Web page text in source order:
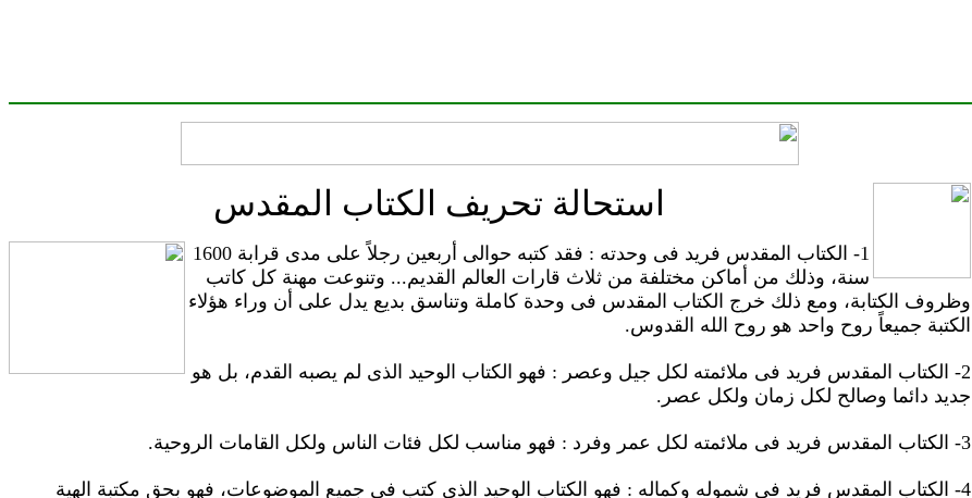
استحالة تحريف الكتاب المقدس
1- الكتاب المقدس فريد فى وحدته : فقد كتبه حوالى أربعين رجلاً على مدى قرابة 1600
سنة، وذلك من أماكن مختلفة من ثلاث قارات العالم القديم... وتنوعت مهنة كل كاتب
وظروف الكتابة، ومع ذلك خرج الكتاب المقدس فى وحدة كاملة وتناسق بديع يدل على أن وراء هؤلاء
الكتبة جميعاً روح واحد هو روح الله القدوس.
2- الكتاب المقدس فريد فى ملائمته لكل جيل وعصر : فهو الكتاب الوحيد الذى لم يصبه القدم، بل هو
جديد دائما وصالح لكل زمان ولكل عصر.
3- الكتاب المقدس فريد فى ملائمته لكل عمر وفرد : فهو مناسب لكل فئات الناس ولكل القامات الروحية.
4- الكتاب المقدس فريد فى شموله وكماله : فهو الكتاب الوحيد الذى كتب فى جميع الموضوعات، فهو بحق مكتبة الهية